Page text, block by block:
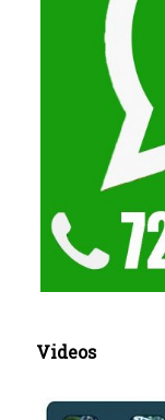
Videos